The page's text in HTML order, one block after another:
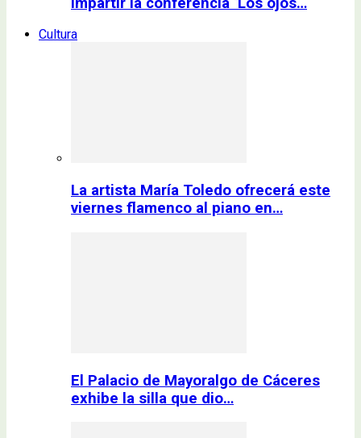
Cultura
La artista María Toledo ofrecerá este
viernes flamenco al piano en…
El Palacio de Mayoralgo de Cáceres
exhibe la silla que dio…